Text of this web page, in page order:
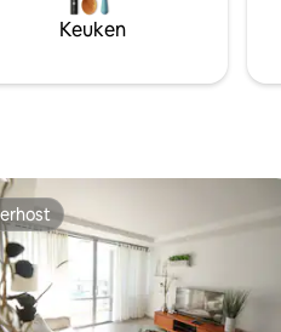
en wifi. Strandstoelen,
paraplu aanwezig. Begane
Keuken